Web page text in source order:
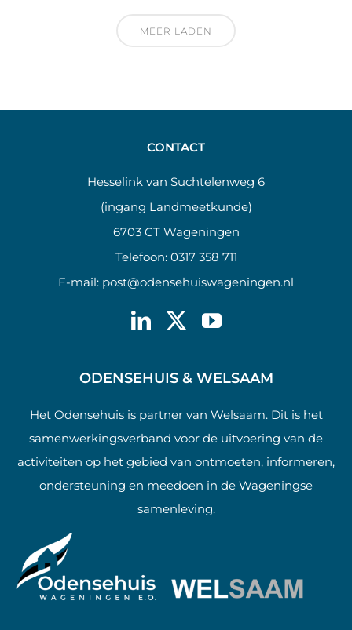
MEER LADEN
CONTACT
Hesselink van Suchtelenweg 6
(ingang Landmeetkunde)
6703 CT Wageningen
Telefoon: 0317 358 711
E-mail: post@odensehuiswageningen.nl
ODENSEHUIS & WELSAAM
Het Odensehuis is partner van Welsaam. Dit is het
samenwerkingsverband voor de uitvoering van de
activiteiten op het gebied van ontmoeten, informeren,
ondersteuning en meedoen in de Wageningse
samenleving.